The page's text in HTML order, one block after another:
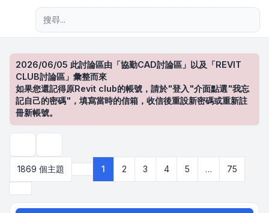
2026/06/05 此討論區由「協勤CAD討論區」以及「REVIT
CLUB討論區」彙整而來
如果您還記得原Revit club的帳號，請於"登入"介面點選"我忘
記自己的密碼"，填寫當時的信箱，收信後重設新密碼或重新註
冊新帳號。
1869 個主題
第1 頁 (共 75 頁)
1 2 3 4 5 …
75